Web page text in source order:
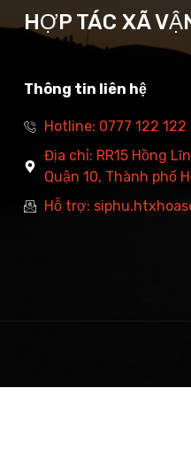
HỢP TÁC XÃ
Thông tin liên hệ
Hotline: 0777 122 122
Địa chỉ: RR15 Hồng
Quận 10, Thành phố
Hỗ trợ: